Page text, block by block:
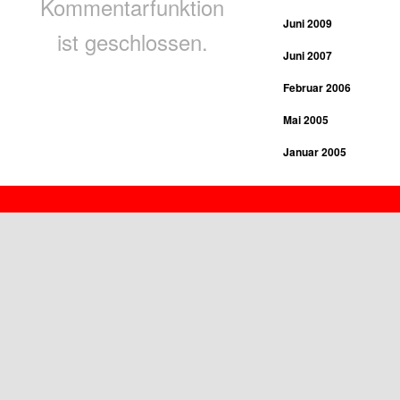
Kommentarfunktion
ist geschlossen.
Juni 2009
Juni 2007
Februar 2006
Mai 2005
Januar 2005
Januar 2004
Juli 2003